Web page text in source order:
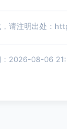
，请注明出处：
：2026-08-06